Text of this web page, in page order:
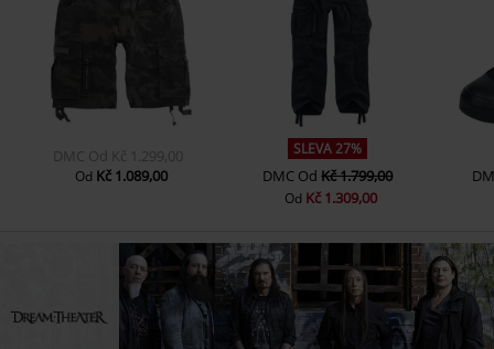
DMC Od Kč 1.299,00
Od Kč 1.089,00
SLEVA 27%
DMC OdKč 1.799,00
Od Kč 1.309,00